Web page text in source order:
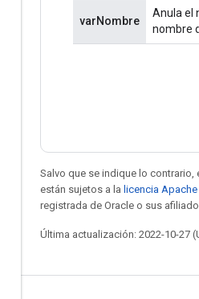
varNombre
Anula el
nombre
Salvo que se indique lo
están sujetos a la licencia Apache
registrada de Oracle o sus
Última actualización: 2022-10-27